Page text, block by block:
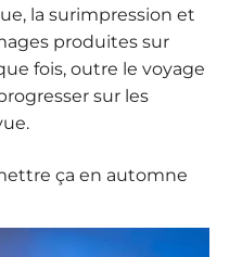
la surimpression et
produites sur
fois, outre le voyage
sur les
ça en automne